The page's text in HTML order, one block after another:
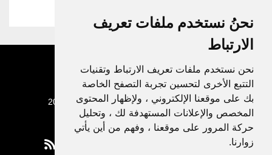
نحنُ نستخدم ملفات تعريف
الارتباط
نحن نستخدم ملفات تعريف الارتباط وتقنيات
التتبع الأخرى لتحسين تجربة التصفح الخاصة
بك على موقعنا الإلكتروني ، ولإظهار المحتوى
المخصص والإعلانات المستهدفة لك ، وتحليل
حركة المرور على موقعنا ، وفهم من أين يأتي
زوارنا.
جميع الحقوق محفوظة لدنيا الوطن © 2003 - 2022